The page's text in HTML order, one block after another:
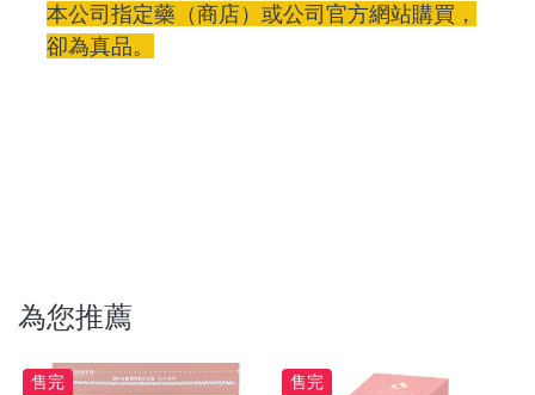
本公司指定藥（商店）或公司官方網站購買，
卻為真品。
為您推薦
售完 售完